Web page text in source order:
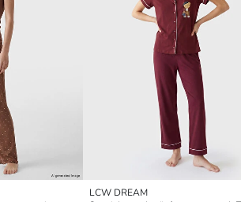
LCW DREAM